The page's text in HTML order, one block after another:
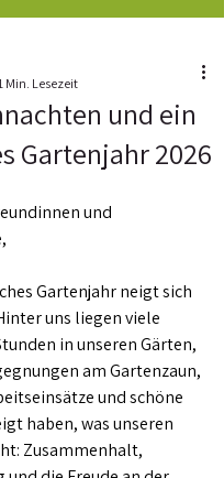
und ein
Gartenjahr 2026
Min. Lesezeit
und
Gartenjahr neigt sich
uns liegen viele
in unseren Gärten,
am Gartenzaun,
und schöne
haben, was unseren
Zusammenhalt,